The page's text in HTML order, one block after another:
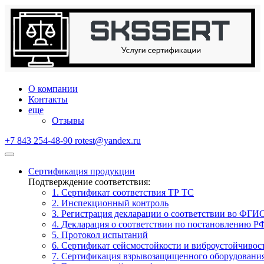
О компании
Контакты
еще
Отзывы
+7 843 254-48-90 rotest@yandex.ru
Сертификация продукции
Подтверждение соответствия:
1. Сертификат соответствия ТР ТС
2. Инспекционный контроль
3. Регистрация декларации о соответствии во
4. Декларация о соответствии по постановлению
5. Протокол испытаний
6. Сертификат сейсмостойкости и
7. Сертификация взрывозащищенного